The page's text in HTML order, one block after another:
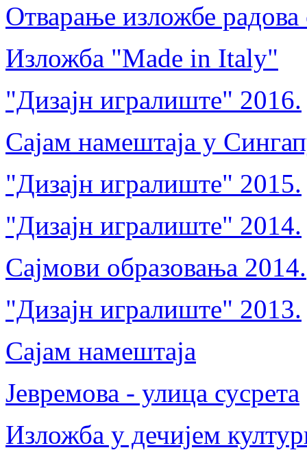
Отварање изложбе
Изложба "Made in Italy"
"Дизајн игралиште" 2016.
Сајам намештаја у
"Дизајн игралиште" 2015.
"Дизајн игралиште" 2014.
Сајмови образовања 2014.
"Дизајн игралиште" 2013.
Сајам намештаја
Јевремова - улица сусрета
Изложба у дечијем